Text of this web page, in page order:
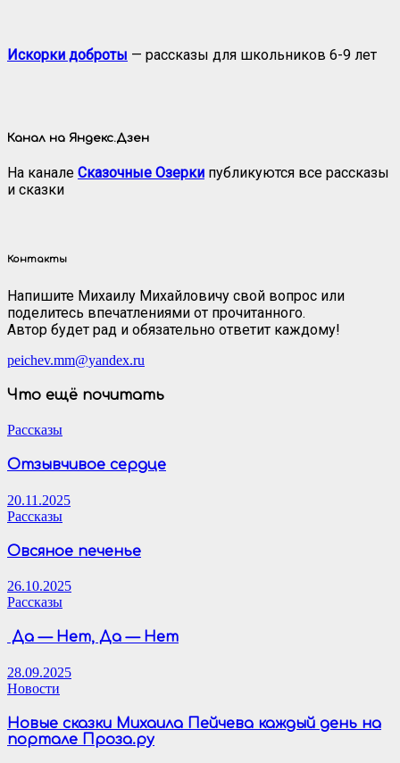
Искорки доброты — рассказы для школьников 6-9 лет
Канал на Яндекс.Дзен
На канале Сказочные Озерки публикуются все рассказы
и сказки
Контакты
Напишите Михаилу Михайловичу свой вопрос или
поделитесь впечатлениями от прочитанного.
Автор будет рад и обязательно ответит каждому!
peichev.mm@yandex.ru
Что ещё почитать
Рассказы
Отзывчивое сердце
20.11.2025
Рассказы
Овсяное печенье
26.10.2025
Рассказы
Да — Нет, Да — Нет
28.09.2025
Новости
Новые сказки Михаила Пейчева каждый день на
портале Проза.ру